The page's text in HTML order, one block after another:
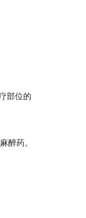
部位的
醉药。